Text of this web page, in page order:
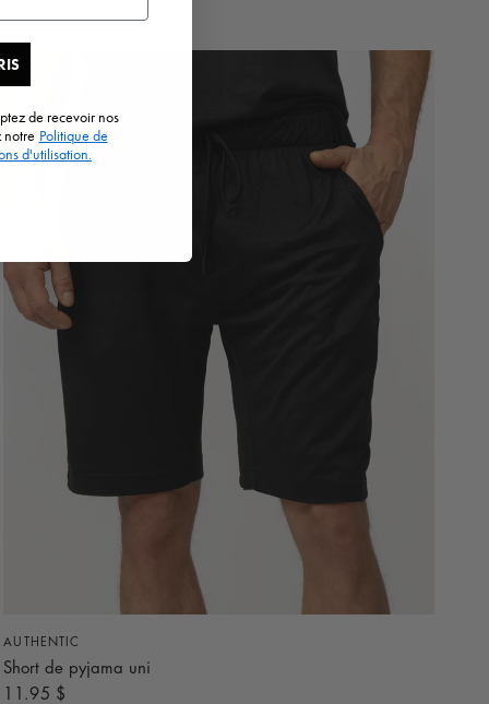
AUTHENTIC
Short de pyjama uni
11.95 $
de recevoir nos
notre Politique de
d'utilisation.